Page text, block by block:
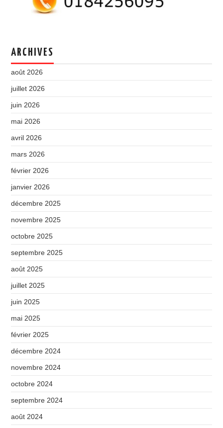
ARCHIVES
août 2026
juillet 2026
juin 2026
mai 2026
avril 2026
mars 2026
février 2026
janvier 2026
décembre 2025
novembre 2025
octobre 2025
septembre 2025
août 2025
juillet 2025
juin 2025
mai 2025
février 2025
décembre 2024
novembre 2024
octobre 2024
septembre 2024
août 2024